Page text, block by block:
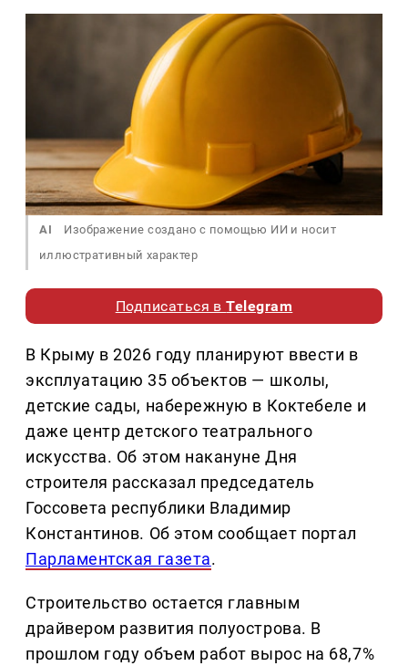
AI
Изображение создано с помощью ИИ и носит
иллюстративный характер
Подписаться вTelegram
В Крыму в 2026 году планируют ввести в
эксплуатацию 35 объектов — школы,
детские сады, набережную в Коктебеле и
даже центр детского театрального
искусства. Об этом накануне Дня
строителя рассказал председатель
Госсовета республики Владимир
Константинов. Об этом сообщает портал
Парламентская газета.
Строительство остается главным
драйвером развития полуострова. В
прошлом году объем работ вырос на 68,7%